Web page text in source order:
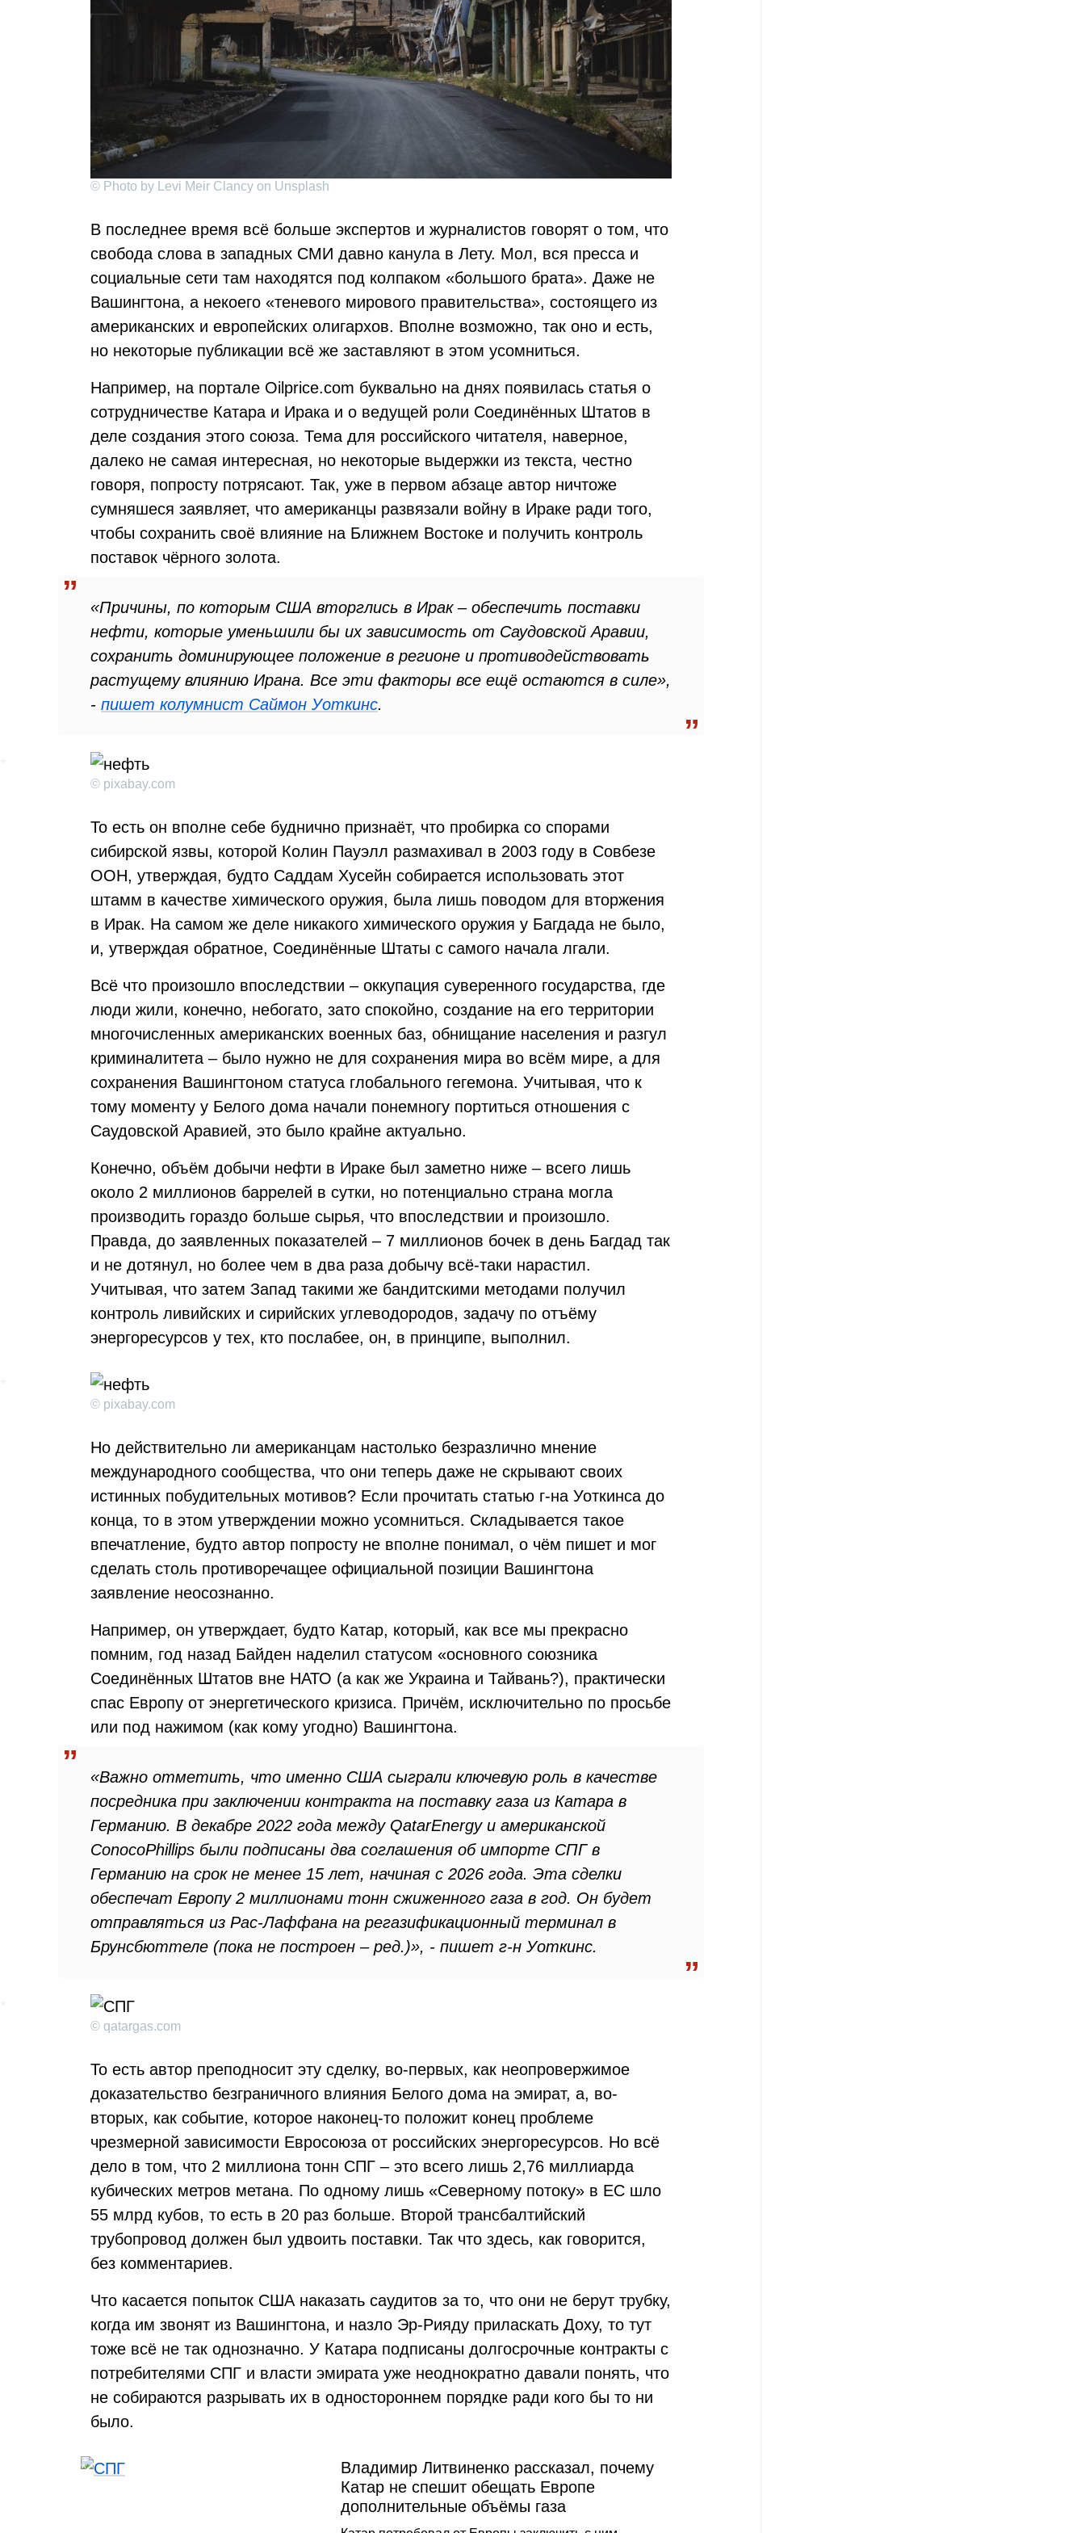
© Photo by Levi Meir Clancy on Unsplash
В последнее время всё больше экспертов и журналистов говорят о том, что
свобода слова в западных СМИ давно канула в Лету. Мол, вся пресса и
социальные сети там находятся под колпаком «большого брата». Даже не
Вашингтона, а некоего «теневого мирового правительства», состоящего из
американских и европейских олигархов. Вполне возможно, так оно и есть,
но некоторые публикации всё же заставляют в этом усомниться.
Например, на портале Oilprice.com буквально на днях появилась статья о
сотрудничестве Катара и Ирака и о ведущей роли Соединённых Штатов в
деле создания этого союза. Тема для российского читателя, наверное,
далеко не самая интересная, но некоторые выдержки из текста, честно
говоря, попросту потрясают. Так, уже в первом абзаце автор ничтоже
сумняшеся заявляет, что американцы развязали войну в Ираке ради того,
чтобы сохранить своё влияние на Ближнем Востоке и получить контроль
поставок чёрного золота.
«Причины, по которым США вторглись в Ирак – обеспечить поставки
нефти, которые уменьшили бы их зависимость от Саудовской Аравии,
сохранить доминирующее положение в регионе и противодействовать
растущему влиянию Ирана. Все эти факторы все ещё остаются в силе»,
- пишет колумнист Саймон Уоткинс.
© pixabay.com
То есть он вполне себе буднично признаёт, что пробирка со спорами
сибирской язвы, которой Колин Пауэлл размахивал в 2003 году в Совбезе
ООН, утверждая, будто Саддам Хусейн собирается использовать этот
штамм в качестве химического оружия, была лишь поводом для вторжения
в Ирак. На самом же деле никакого химического оружия у Багдада не было,
и, утверждая обратное, Соединённые Штаты с самого начала лгали.
Всё что произошло впоследствии – оккупация суверенного государства, где
люди жили, конечно, небогато, зато спокойно, создание на его территории
многочисленных американских военных баз, обнищание населения и разгул
криминалитета – было нужно не для сохранения мира во всём мире, а для
сохранения Вашингтоном статуса глобального гегемона. Учитывая, что к
тому моменту у Белого дома начали понемногу портиться отношения с
Саудовской Аравией, это было крайне актуально.
Конечно, объём добычи нефти в Ираке был заметно ниже – всего лишь
около 2 миллионов баррелей в сутки, но потенциально страна могла
производить гораздо больше сырья, что впоследствии и произошло.
Правда, до заявленных показателей – 7 миллионов бочек в день Багдад так
и не дотянул, но более чем в два раза добычу всё-таки нарастил.
Учитывая, что затем Запад такими же бандитскими методами получил
контроль ливийских и сирийских углеводородов, задачу по отъёму
энергоресурсов у тех, кто послабее, он, в принципе, выполнил.
© pixabay.com
Но действительно ли американцам настолько безразлично мнение
международного сообщества, что они теперь даже не скрывают своих
истинных побудительных мотивов? Если прочитать статью г-на Уоткинса до
конца, то в этом утверждении можно усомниться. Складывается такое
впечатление, будто автор попросту не вполне понимал, о чём пишет и мог
сделать столь противоречащее официальной позиции Вашингтона
заявление неосознанно.
Например, он утверждает, будто Катар, который, как все мы прекрасно
помним, год назад Байден наделил статусом «основного союзника
Соединённых Штатов вне НАТО (а как же Украина и Тайвань?), практически
спас Европу от энергетического кризиса. Причём, исключительно по просьбе
или под нажимом (как кому угодно) Вашингтона.
«Важно отметить, что именно США сыграли ключевую роль в качестве
посредника при заключении контракта на поставку газа из Катара в
Германию. В декабре 2022 года между QatarEnergy и американской
ConocoPhillips были подписаны два соглашения об импорте СПГ в
Германию на срок не менее 15 лет, начиная с 2026 года. Эта сделки
обеспечат Европу 2 миллионами тонн сжиженного газа в год. Он будет
отправляться из Рас-Лаффана на регазификационный терминал в
Брунсбюттеле (пока не построен – ред.)», - пишет г-н Уоткинс.
© qatargas.com
То есть автор преподносит эту сделку, во-первых, как неопровержимое
доказательство безграничного влияния Белого дома на эмират, а, во-
вторых, как событие, которое наконец-то положит конец проблеме
чрезмерной зависимости Евросоюза от российских энергоресурсов. Но всё
дело в том, что 2 миллиона тонн СПГ – это всего лишь 2,76 миллиарда
кубических метров метана. По одному лишь «Северному потоку» в ЕС шло
55 млрд кубов, то есть в 20 раз больше. Второй трансбалтийский
трубопровод должен был удвоить поставки. Так что здесь, как говорится,
без комментариев.
Что касается попыток США наказать саудитов за то, что они не берут трубку,
когда им звонят из Вашингтона, и назло Эр-Рияду приласкать Доху, то тут
тоже всё не так однозначно. У Катара подписаны долгосрочные контракты с
потребителями СПГ и власти эмирата уже неоднократно давали понять, что
не собираются разрывать их в одностороннем порядке ради кого бы то ни
было.
Владимир Литвиненко рассказал, почему
Катар не спешит обещать Европе
дополнительные объёмы газа